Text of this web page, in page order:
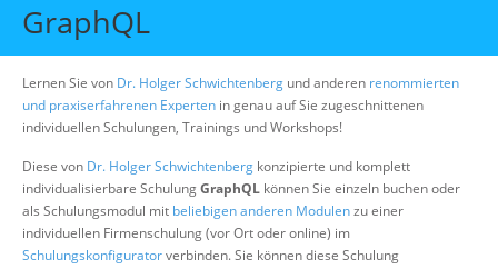
Beratung
Offene Seminare
Über uns
Suche
GraphQL
Lernen Sie von Dr. Holger Schwichtenberg und anderen renommierten
und praxiserfahrenen Experten in genau auf Sie zugeschnittenen
individuellen Schulungen, Trainings und Workshops!
Diese von Dr. Holger Schwichtenberg konzipierte und komplett
individualisierbare SchulungGraphQL können Sie einzeln buchen oder
als Schulungsmodul mit beliebigen anderen Modulenzu einer
individuellen Firmenschulung (vor Ort oder online) im
Schulungskonfiguratorverbinden. Sie können diese Schulung